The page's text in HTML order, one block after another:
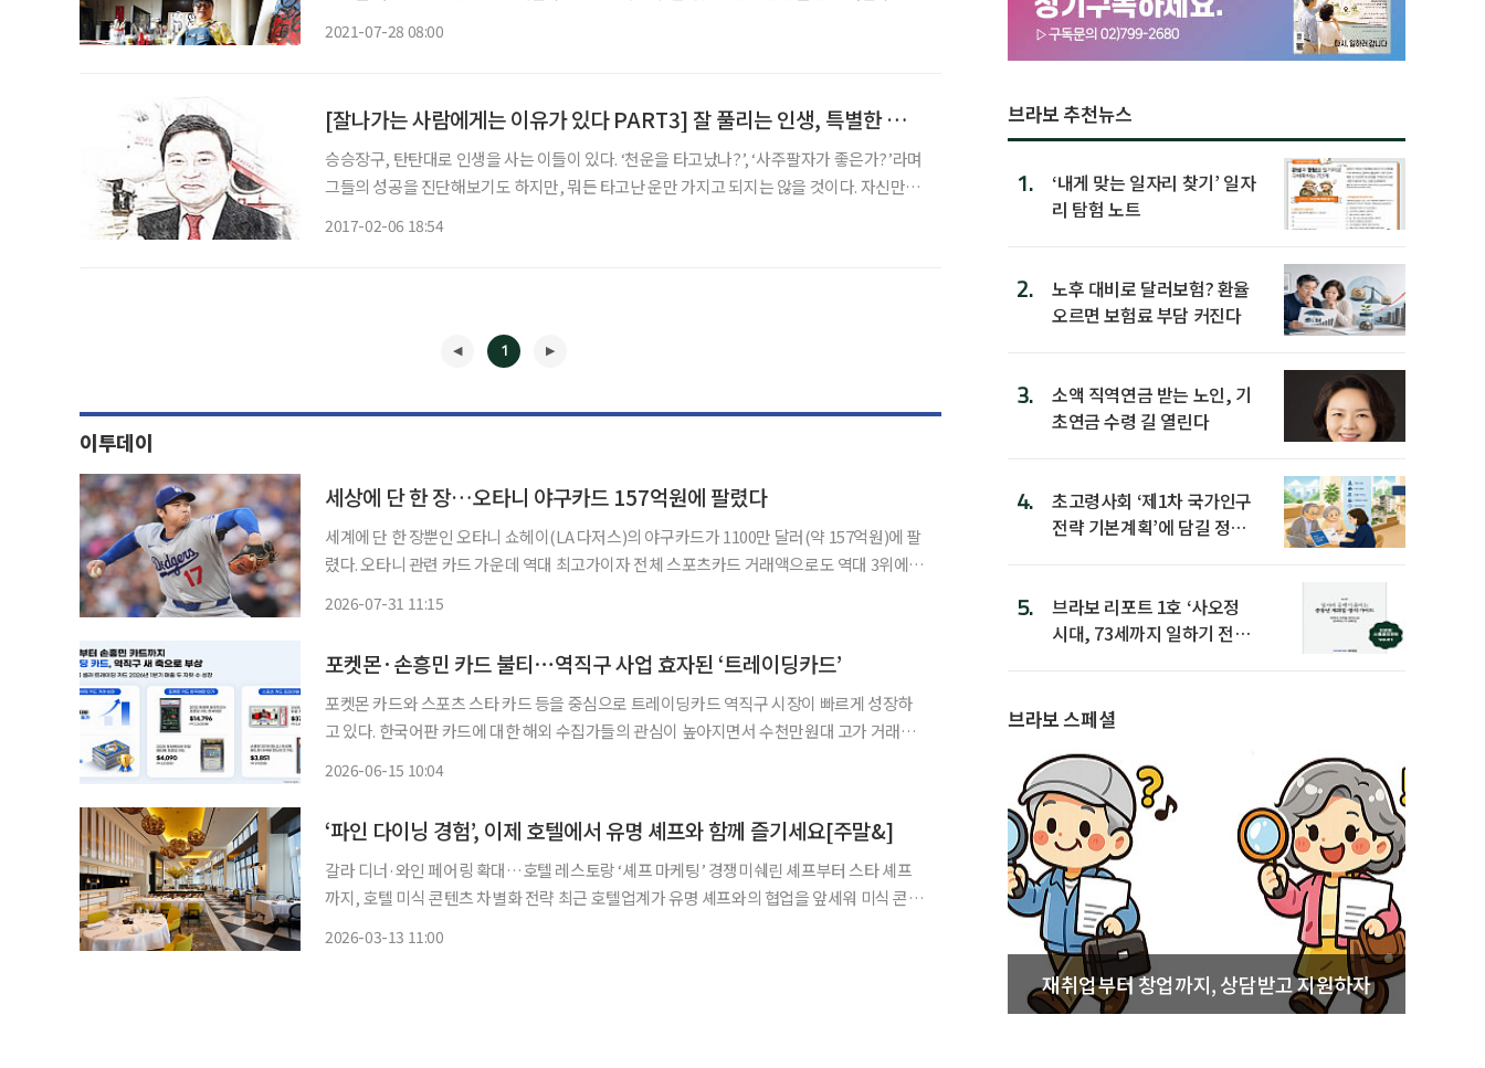
2021-07-28 08:00
[잘나가는 사람에게는 이유가 있다 PART3] 잘 풀리는 인생, 특별한 삶의 노하우
승승장구, 탄탄대로 인생을 사는 이들이 있다. ‘천운을 타고났나?’, ‘사주팔자가 좋은가?’라며
그들의 성공을 진단해보기도 하지만, 뭐든 타고난 운만 가지고 되지는 않을 것이다. 자신만의
2017-02-06 18:54
1
이투데이
세상에 단 한 장…오타니 야구카드 157억원에 팔렸다
세계에 단 한 장뿐인 오타니 쇼헤이(LA 다저스)의 야구카드가 1100만 달러(약 157억원)에 팔
렸다. 오타니 관련 카드 가운데 역대 최고가이자 전체 스포츠카드 거래액으로도 역대 3위에
2026-07-31 11:15
포켓몬·손흥민 카드 불티⋯역직구 사업 효자된 ‘트레이딩카드’
포켓몬 카드와 스포츠 스타 카드 등을 중심으로 트레이딩카드 역직구 시장이 빠르게 성장하
고 있다. 한국어판 카드에 대한 해외 수집가들의 관심이 높아지면서 수천만원대 고가 거래도
2026-06-15 10:04
‘파인 다이닝 경험’, 이제 호텔에서 유명 셰프와 함께 즐기세요[주말&]
갈라 디너·와인 페어링 확대…호텔 레스토랑 ‘셰프 마케팅’ 경쟁미쉐린 셰프부터 스타 셰프
까지, 호텔 미식 콘텐츠 차별화 전략 최근 호텔업계가 유명 셰프와의 협업을 앞세워 미식 콘텐
2026-03-13 11:00
브라보 추천뉴스
1.
‘내게 맞는 일자리 찾기’ 일자
리 탐험 노트
2.
노후 대비로 달러보험? 환율
오르면 보험료 부담 커진다
3.
소액 직역연금 받는 노인, 기
초연금 수령 길 열린다
4.
초고령사회 ‘제1차 국가인구
전략 기본계획’에 담길 정책
5.
브라보 리포트 1호 ‘사오정
시대, 73세까지 일하기 전략’
브라보 스페셜
재취업부터 창업까지, 상담받고 지원하자